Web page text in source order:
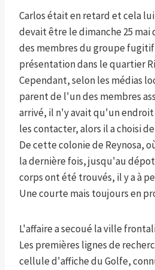
Carlos était en retard et cela lui
devait être le dimanche 25 mai
des membres du groupe
présentation dans le quartier
Cependant, selon les médias
parent de l'un des membres
arrivé, il n'y avait qu'un endroit
les contacter, alors il a choisi
De cette colonie de Reynosa,
la dernière fois, jusqu'au
corps ont été trouvés, il y a à
Une courte mais toujours en
L'affaire a secoué la ville
Les premières lignes de
cellule d'affiche du Golfe,